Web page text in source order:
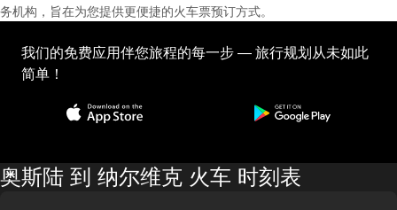
务机构，旨在为您提供更便捷的火车票预订方式。
我们的免费应用伴您旅程的每一步 — 旅行规划从未如此
简单！
奥斯陆 到 纳尔维克 火车 时刻表